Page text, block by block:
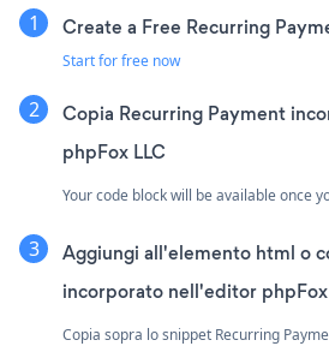
Create a Free Recurring
Start for free now
Copia Recurring Payment
phpFox LLC
Your code block will be available once
Aggiungi all'elemento html o
incorporato nell'editor phpFox
Copia sopra lo snippet Recurring